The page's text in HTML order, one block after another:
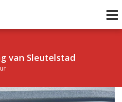
van Sleutelstad